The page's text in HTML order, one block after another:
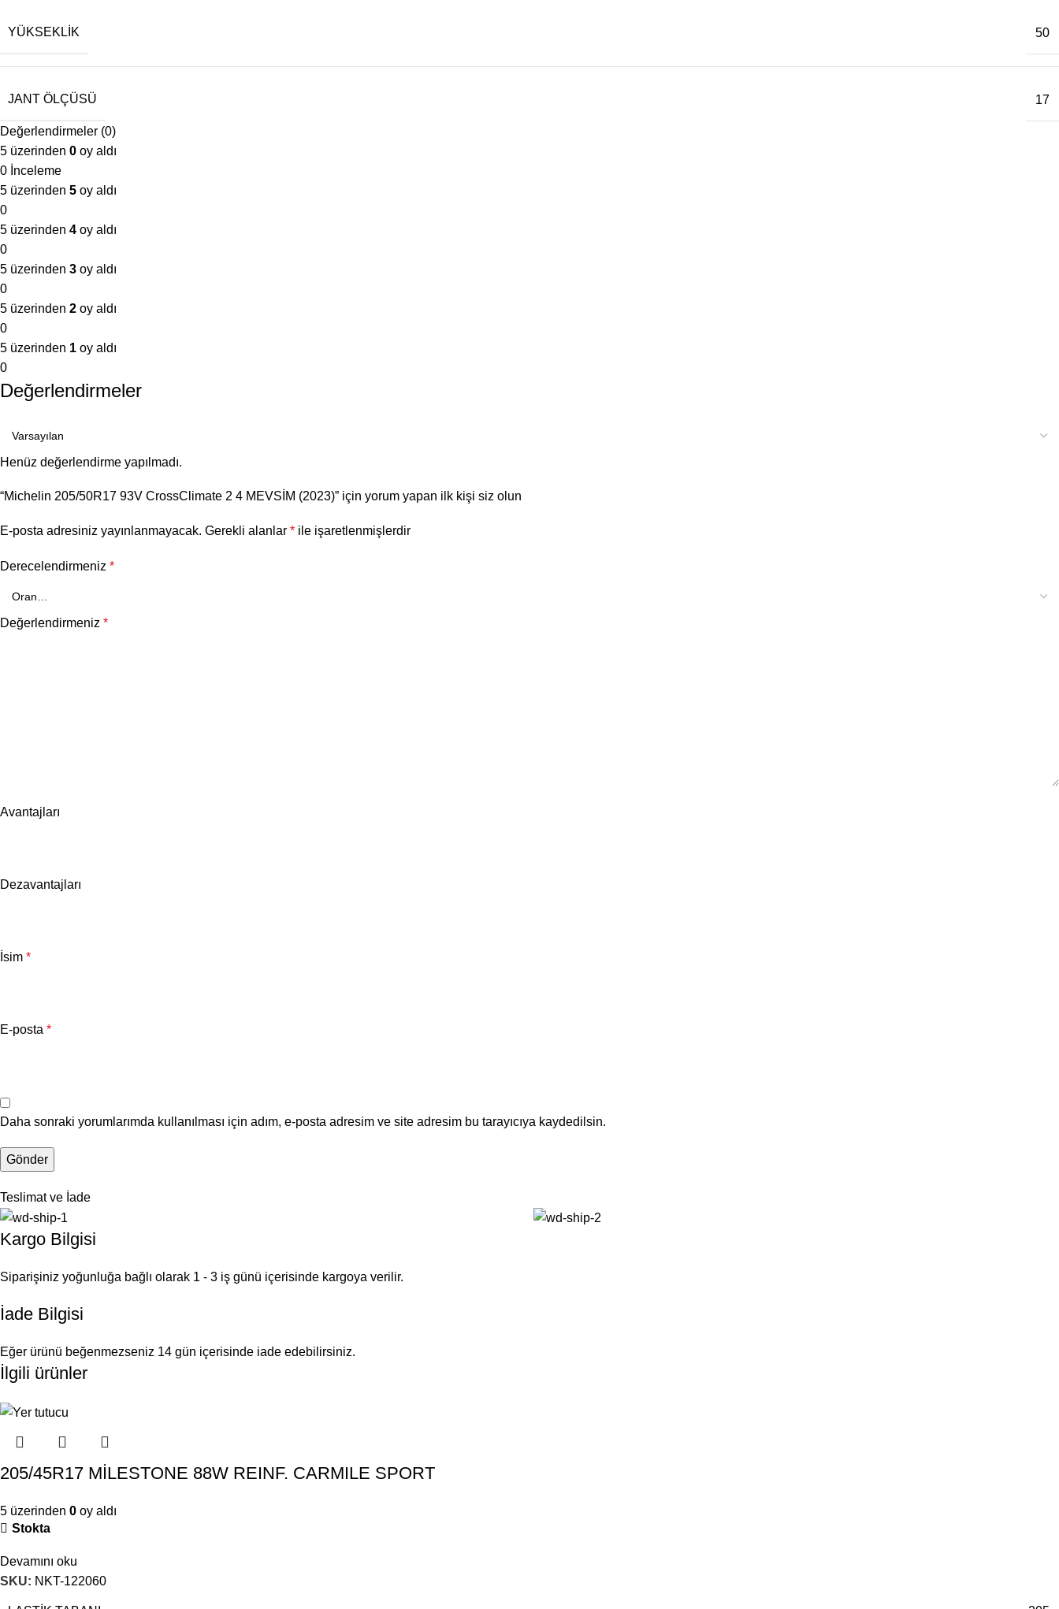
YÜKSEKLIK 50
JANT ÖLÇÜSÜ 17
Değerlendirmeler (0)
5 üzerinden 0 oy aldı
0 İnceleme
5 üzerinden 5 oy aldı
0
5 üzerinden 4 oy aldı
0
5 üzerinden 3 oy aldı
0
5 üzerinden 2 oy aldı
0
5 üzerinden 1 oy aldı
0
Değerlendirmeler
Henüz değerlendirme yapılmadı.
“Michelin 205/50R17 93V CrossClimate 2 4 MEVSİM (2023)” için yorum yapan ilk kişi siz olun
E-posta adresiniz yayınlanmayacak. Gerekli alanlar * ile işaretlenmişlerdir
Derecelendirmeniz *
Değerlendirmeniz *
Avantajları
Dezavantajları
İsim *
E-posta *
Daha sonraki yorumlarımda kullanılması için adım, e-posta adresim ve site adresim bu tarayıcıya kaydedilsin.
Teslimat ve İade
Kargo Bilgisi
Siparişiniz yoğunluğa bağlı olarak 1 - 3 iş günü içerisinde kargoya verilir.
İade Bilgisi
Eğer ürünü beğenmezseniz 14 gün içerisinde iade edebilirsiniz.
İlgili ürünler
205/45R17 MİLESTONE 88W REINF. CARMILE SPORT
5 üzerinden 0 oy aldı
Stokta
Devamını oku
SKU: NKT-122060